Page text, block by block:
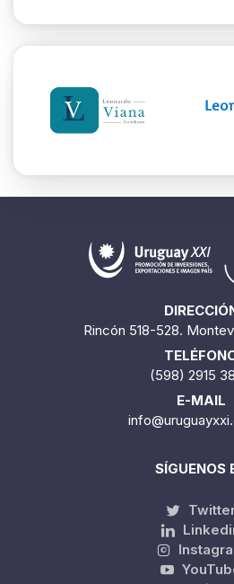
Rincón 518-528.
(598) 2915
E-MAIL
SÍGUENOS